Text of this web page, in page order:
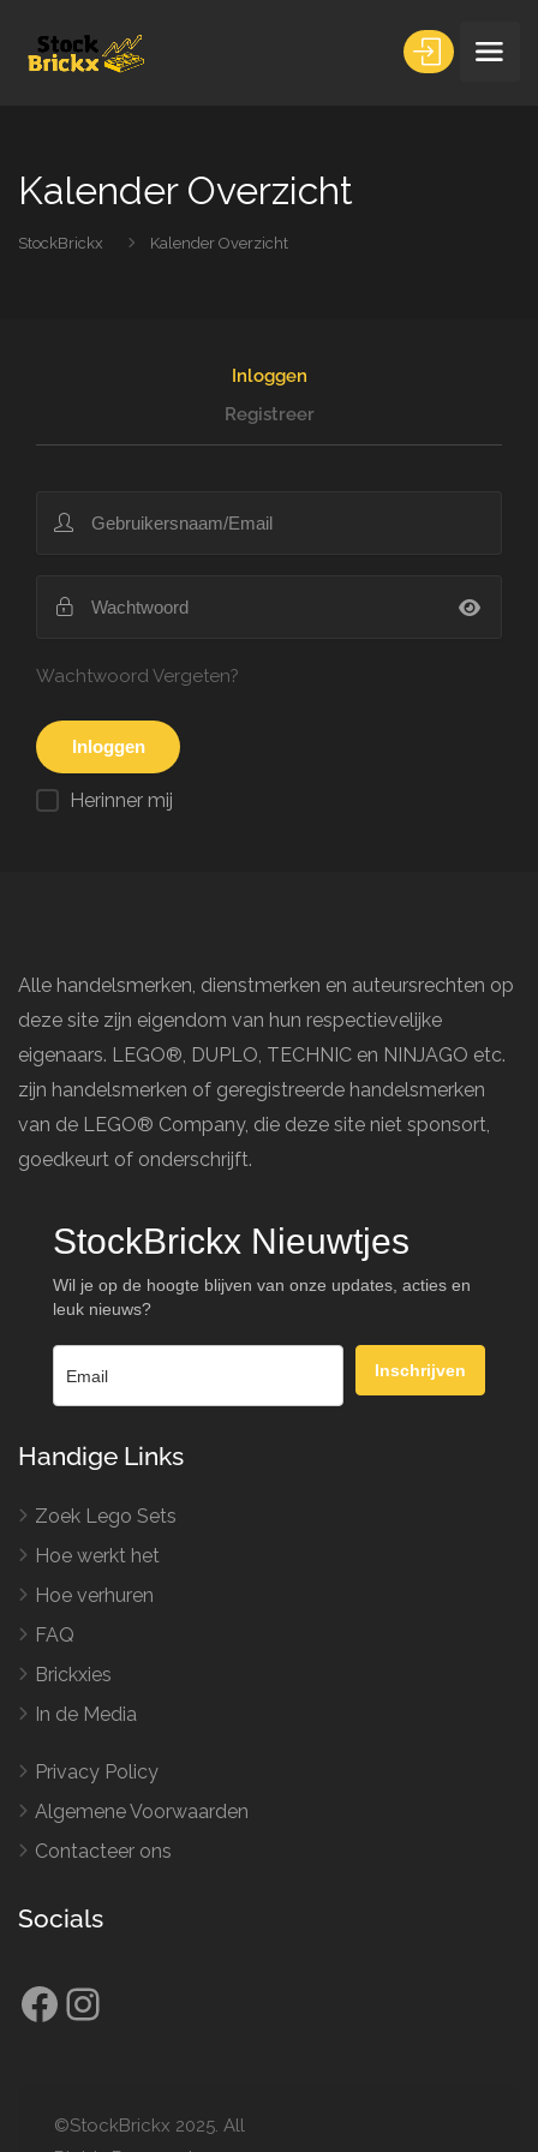
Kalender Overzicht
StockBrickx Kalender Overzicht
Inloggen
Registreer
Wachtwoord Vergeten?
Herinner mij
Alle handelsmerken, dienstmerken en auteursrechten op
deze site zijn eigendom van hun respectievelijke
eigenaars. LEGO®, DUPLO, TECHNIC en NINJAGO etc.
zijn handelsmerken of geregistreerde handelsmerken
van de LEGO® Company, die deze site niet sponsort,
goedkeurt of onderschrijft.
StockBrickx Nieuwtjes
Wil je op de hoogte blijven van onze updates, acties en
leuk nieuws?
Inschrijven
Handige Links
Zoek Lego Sets
Hoe werkt het
Hoe verhuren
FAQ
Brickxies
In de Media
Privacy Policy
Algemene Voorwaarden
Contacteer ons
Socials
Facebook
Instagram
©StockBrickx 2025. All